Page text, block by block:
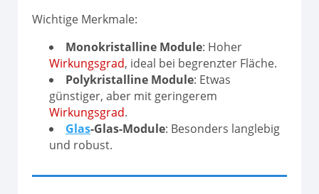
Wichtige Merkmale:
Monokristalline Module: Hoher
Wirkungsgrad, ideal bei begrenzter Fläche.
Polykristalline Module: Etwas
günstiger, aber mit geringerem
Wirkungsgrad.
Glas-Glas-Module: Besonders langlebig
und robust.